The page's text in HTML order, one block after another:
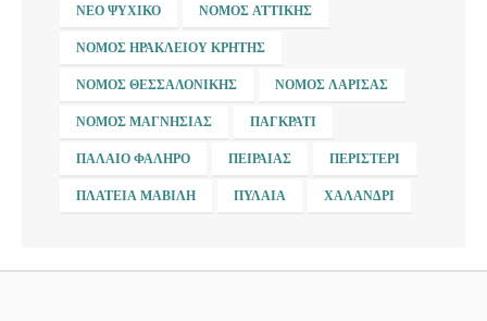
ΝΈΟ ΨΥΧΙΚΌ ΝΟΜΌΣ ΑΤΤΙΚΉΣ
ΝΟΜΌΣ ΗΡΑΚΛΕΊΟΥ ΚΡΉΤΗΣ
ΝΟΜΌΣ ΘΕΣΣΑΛΟΝΊΚΗΣ ΝΟΜΌΣ ΛΆΡΙΣΑΣ
ΝΟΜΌΣ ΜΑΓΝΗΣΊΑΣ ΠΑΓΚΡΆΤΙ
ΠΑΛΑΙΌ ΦΆΛΗΡΟ ΠΕΙΡΑΙΆΣ ΠΕΡΙΣΤΈΡΙ
ΠΛΑΤΕΊΑ ΜΑΒΊΛΗ ΠΥΛΑΊΑ ΧΑΛΆΝΔΡΙ